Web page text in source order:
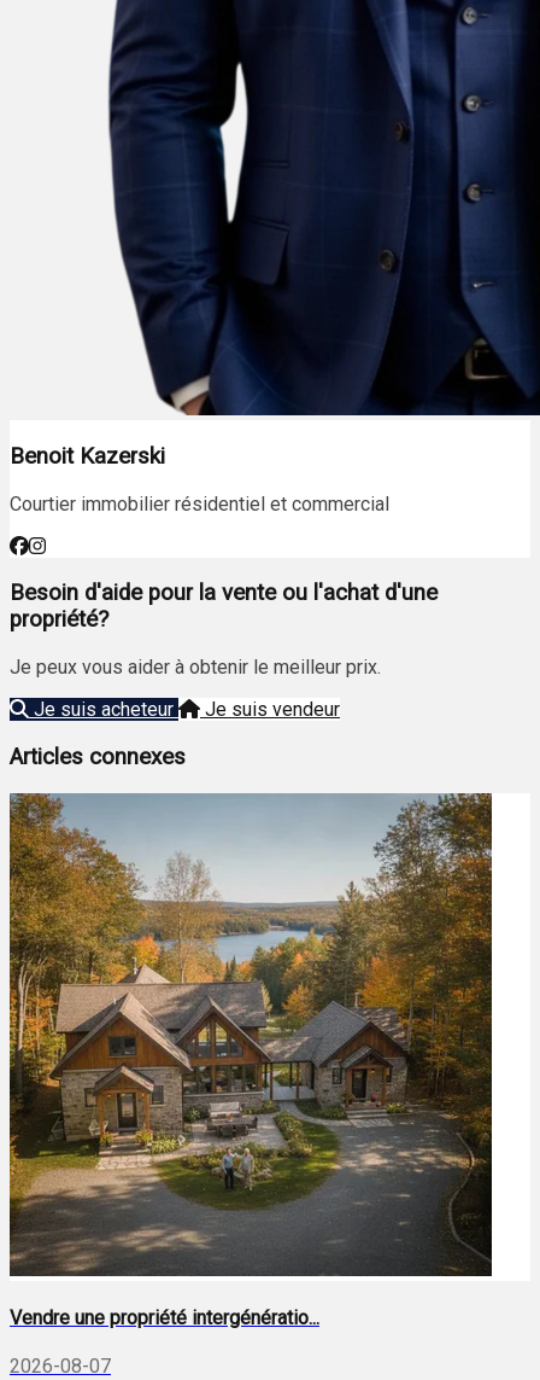
Benoit Kazerski
Courtier immobilier résidentiel et commercial
Besoin d'aide pour la vente ou l'achat d'une
propriété?
Je peux vous aider à obtenir le meilleur prix.
Je suis acheteur
Je suis vendeur
Articles connexes
Vendre une propriété intergénératio...
2026-08-07